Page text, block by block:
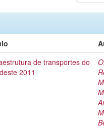
de transportes do
2011